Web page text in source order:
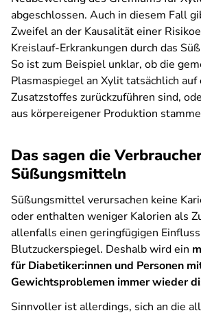
abgeschlossen. Auch in diesem Fall
Zweifel an der Kausalität einer
Kreislauf-Erkrankungen durch das
So ist zum Beispiel unklar, ob die
Plasmaspiegel an Xylit tatsächlich auf
Zusatzstoffes zurückzuführen sind,
aus körpereigener Produktion
Das sagen die
Süßungsmitteln
Süßungsmittel verursachen keine
oder enthalten weniger Kalorien als
allenfalls einen geringfügigen
Blutzuckerspiegel. Deshalb wird ein
für Diabetiker:innen und Personen
Gewichtsproblemen immer wieder
Sinnvoller ist allerdings, sich an die